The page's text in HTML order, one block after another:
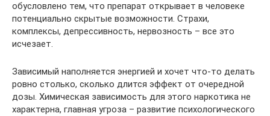
обусловлено тем, что препарат открывает в человеке
потенциально скрытые возможности. Страхи,
комплексы, депрессивность, нервозность – все это
исчезает.
Зависимый наполняется энергией и хочет что-то делать
ровно столько, сколько длится эффект от очередной
дозы. Химическая зависимость для этого наркотика не
характерна, главная угроза – развитие психологического